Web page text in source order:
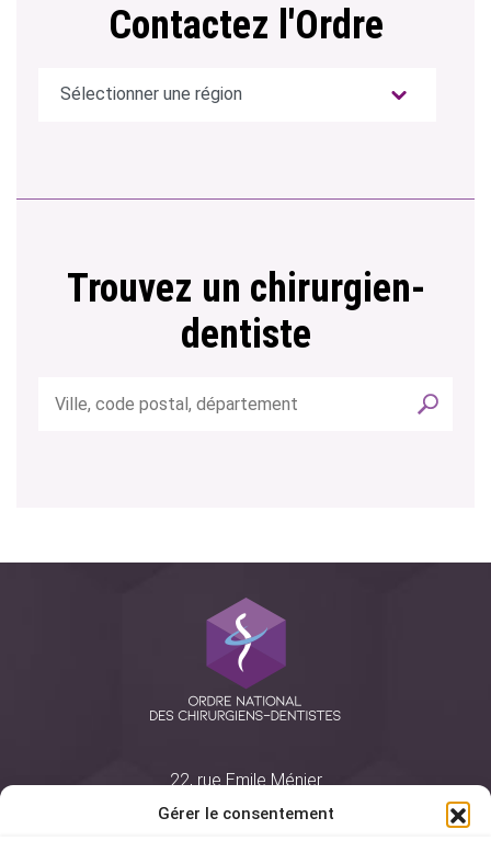
Gérer le consentement
Contactez l'Ordre
Trouvez un chirurgien-
dentiste
22, rue Emile Ménier
75761 Paris Cedex 16